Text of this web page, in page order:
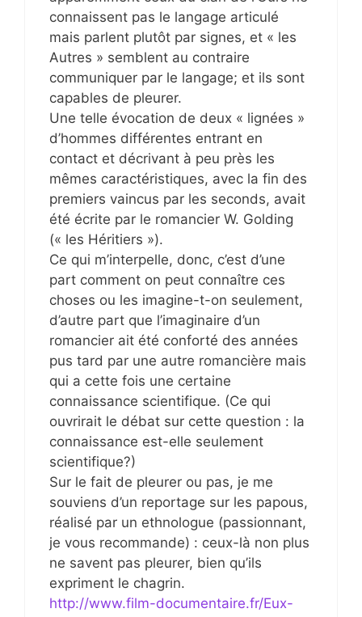
connaissent pas le langage articulé
mais parlent plutôt par signes, et « les
Autres » semblent au contraire
communiquer par le langage; et ils sont
capables de pleurer.
Une telle évocation de deux « lignées »
d’hommes différentes entrant en
contact et décrivant à peu près les
mêmes caractéristiques, avec la fin des
premiers vaincus par les seconds, avait
été écrite par le romancier W. Golding
(« les Héritiers »).
Ce qui m’interpelle, donc, c’est d’une
part comment on peut connaître ces
choses ou les imagine-t-on seulement,
d’autre part que l’imaginaire d’un
romancier ait été conforté des années
pus tard par une autre romancière mais
qui a cette fois une certaine
connaissance scientifique. (Ce qui
ouvrirait le débat sur cette question : la
connaissance est-elle seulement
scientifique?)
Sur le fait de pleurer ou pas, je me
souviens d’un reportage sur les papous,
réalisé par un ethnologue (passionnant,
je vous recommande) : ceux-là non plus
ne savent pas pleurer, bien qu’ils
expriment le chagrin.
http://www.film-documentaire.fr/Eux-